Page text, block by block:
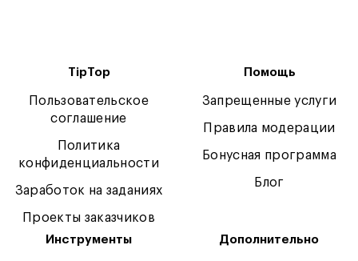
TipTop
Пользовательское
соглашение
Политика
конфиденциальности
Заработок на заданиях
Проекты заказчиков
Помощь
Запрещенные услуги
Правила модерации
Бонусная программа
Блог
Инструменты Дополнительно